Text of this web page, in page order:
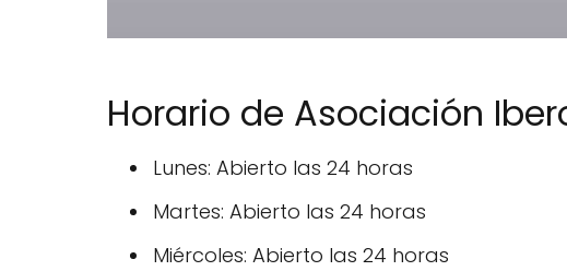
Horario de Asociación
Lunes: Abierto las 24 horas
Martes: Abierto las 24 horas
Miércoles: Abierto las 24 horas